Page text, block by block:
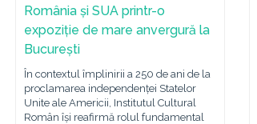
România și SUA printr-o
expoziție de mare anvergură la
București
În contextul împlinirii a 250 de ani de la
proclamarea independenței Statelor
Unite ale Americii, Institutul Cultural
Român își reafirmă rolul fundamental